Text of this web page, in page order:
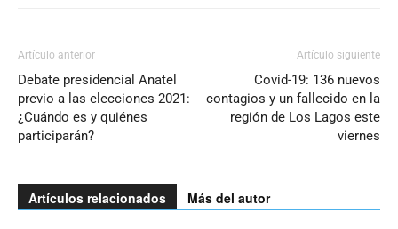
Artículo anterior
Debate presidencial Anatel
previo a las elecciones 2021:
¿Cuándo es y quiénes
participarán?
Artículo siguiente
Covid-19: 136 nuevos
contagios y un fallecido en la
región de Los Lagos este
viernes
Artículos relacionados Más del autor